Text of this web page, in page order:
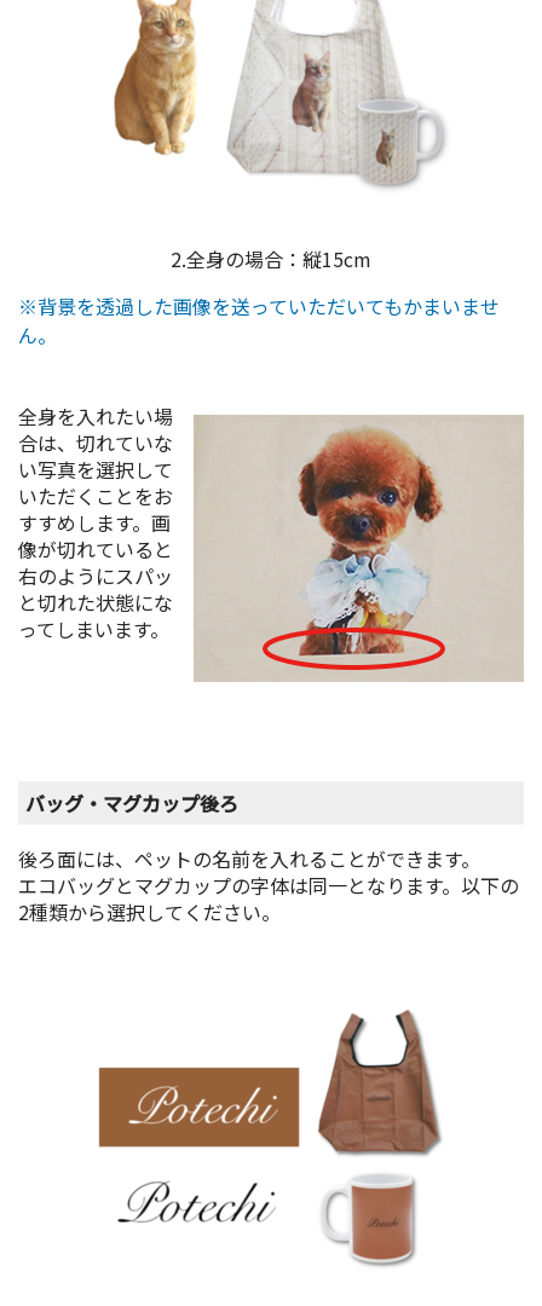
2.全身の場合：縦15cm
※背景を透過した画像を送っていただいてもかまいませ
ん。
全身を入れたい場
合は、切れていな
い写真を選択して
いただくことをお
すすめします。画
像が切れていると
右のようにスパッ
と切れた状態にな
ってしまいます。
バッグ・マグカップ後ろ
後ろ面には、ペットの名前を入れることができます。
エコバッグとマグカップの字体は同一となります。以下の
2種類から選択してください。